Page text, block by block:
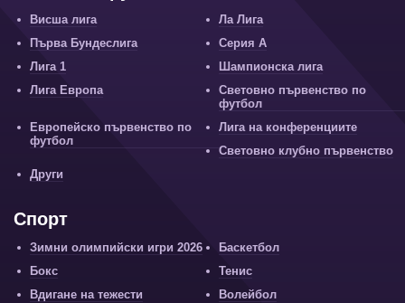
Висша лига
Ла Лига
Първа Бундеслига
Серия А
Лига 1
Шампионска лига
Лига Европа
Световно първенство по
футбол
Европейско първенство по
футбол
Лига на конференциите
Световно клубно първенство
Други
Спорт
Зимни олимпийски игри 2026
Баскетбол
Бокс
Тенис
Вдигане на тежести
Волейбол